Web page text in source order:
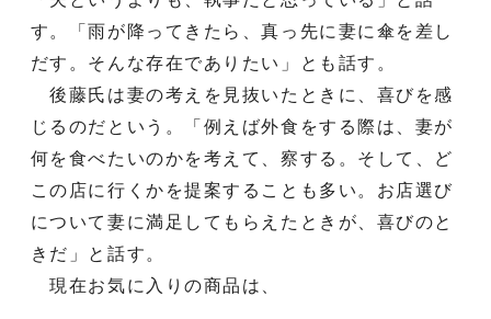
す。「雨が降ってきたら、真っ先に妻に傘を差し
だす。そんな存在でありたい」とも話す。
後藤氏は妻の考えを見抜いたときに、喜びを感
じるのだという。「例えば外食をする際は、妻が
何を食べたいのかを考えて、察する。そして、ど
この店に行くかを提案することも多い。お店選び
について妻に満足してもらえたときが、喜びのと
きだ」と話す。
現在お気に入りの商品は、